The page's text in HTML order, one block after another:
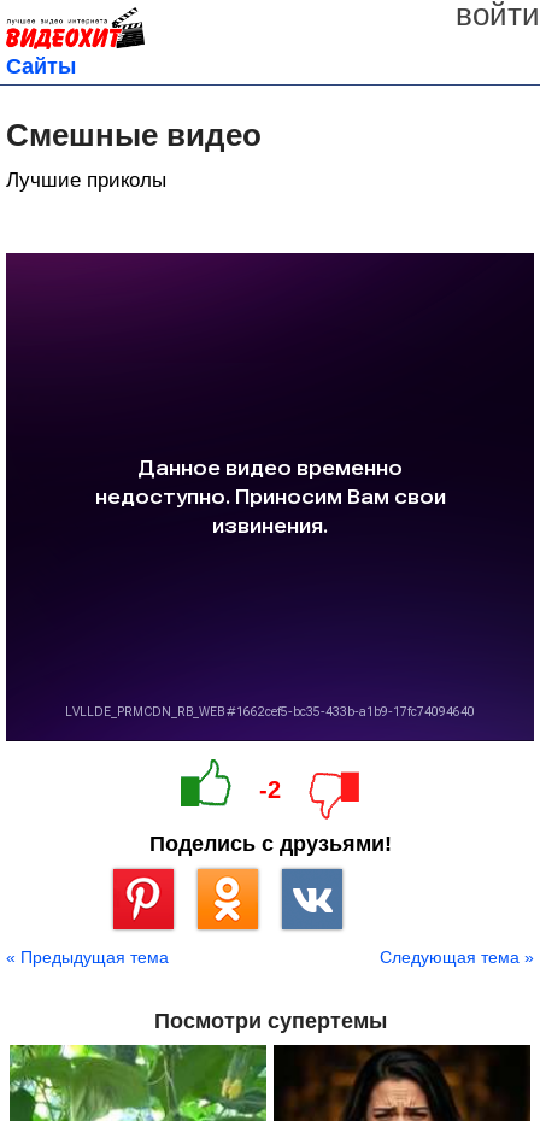
войти
Сайты
Смешные видео
Лучшие приколы
-2
Поделись с друзьями!
« Предыдущая тема Следующая тема »
Посмотри супертемы